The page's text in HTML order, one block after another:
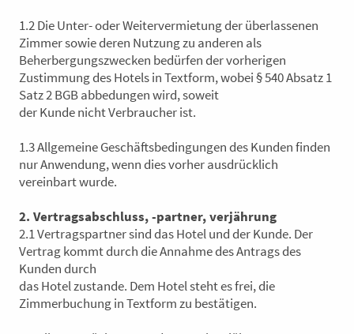
1.2 Die Unter- oder Weitervermietung der überlassenen
Zimmer sowie deren Nutzung zu anderen als
Beherbergungszwecken bedürfen der vorherigen
Zustimmung des Hotels in Textform, wobei § 540 Absatz 1
Satz 2 BGB abbedungen wird, soweit
der Kunde nicht Verbraucher ist.
1.3 Allgemeine Geschäftsbedingungen des Kunden finden
nur Anwendung, wenn dies vorher ausdrücklich
vereinbart wurde.
2. Vertragsabschluss, -partner, verjährung
2.1 Vertragspartner sind das Hotel und der Kunde. Der
Vertrag kommt durch die Annahme des Antrags des
Kunden durch
das Hotel zustande. Dem Hotel steht es frei, die
Zimmerbuchung in Textform zu bestätigen.